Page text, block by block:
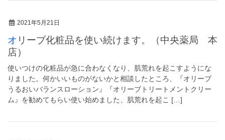
2021年5月21日
オリーブ化粧品を使い続けます。（中央薬局 本
店）
使いつけの化粧品が急に合わなくなり、肌荒れを起こすようにな
りました。何かいいものがないかと相談したところ、『オリーブ
うるおいバランスローション』『オリーブトリートメントクリー
ム』を勧めてもらい使い始めました、肌荒れを起こ […]